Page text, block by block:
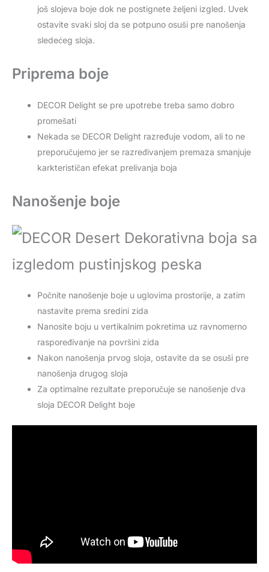
još slojeva boje dok ne postignete željeni izgled. Uvek
ostavite svaki sloj da se potpuno osuši pre nanošenja
sledećeg sloja.
Priprema boje
DECOR Delight se pre upotrebe treba samo dobro
promešati
Nekada se DECOR Delight razređuje vodom, ali to ne
preporučujemo jer se razređivanjem premaza smanjuje
karkterističan efekat prelivanja boja
Nanošenje boje
Počnite nanošenje boje u uglovima prostorije, a zatim
nastavite prema sredini zida
Nanosite boju u vertikalnim pokretima uz ravnomerno
raspoređivanje na površini zida
Nakon nanošenja prvog sloja, ostavite da se osuši pre
nanošenja drugog sloja
Za optimalne rezultate preporučuje se nanošenje dva
sloja DECOR Delight boje